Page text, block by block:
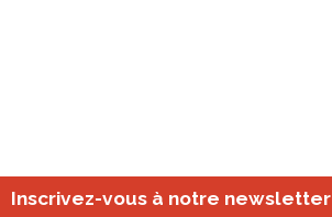
Inscrivez-vous à notre newsletter